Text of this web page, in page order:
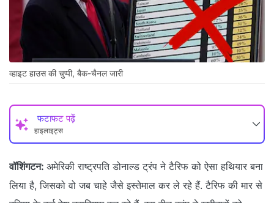
व्हाइट हाउस की चुप्पी, बैक-चैनल जारी
फटाफट पढ़ें
हाइलाइट्स
वॉशिंगटन: अमेरिकी राष्ट्रपति डोनाल्ड ट्रंप ने टैरिफ को ऐसा हथियार बना
लिया है, जिसको वो जब चाहे जैसे इस्तेमाल कर ले रहे हैं. टैरिफ की मार से